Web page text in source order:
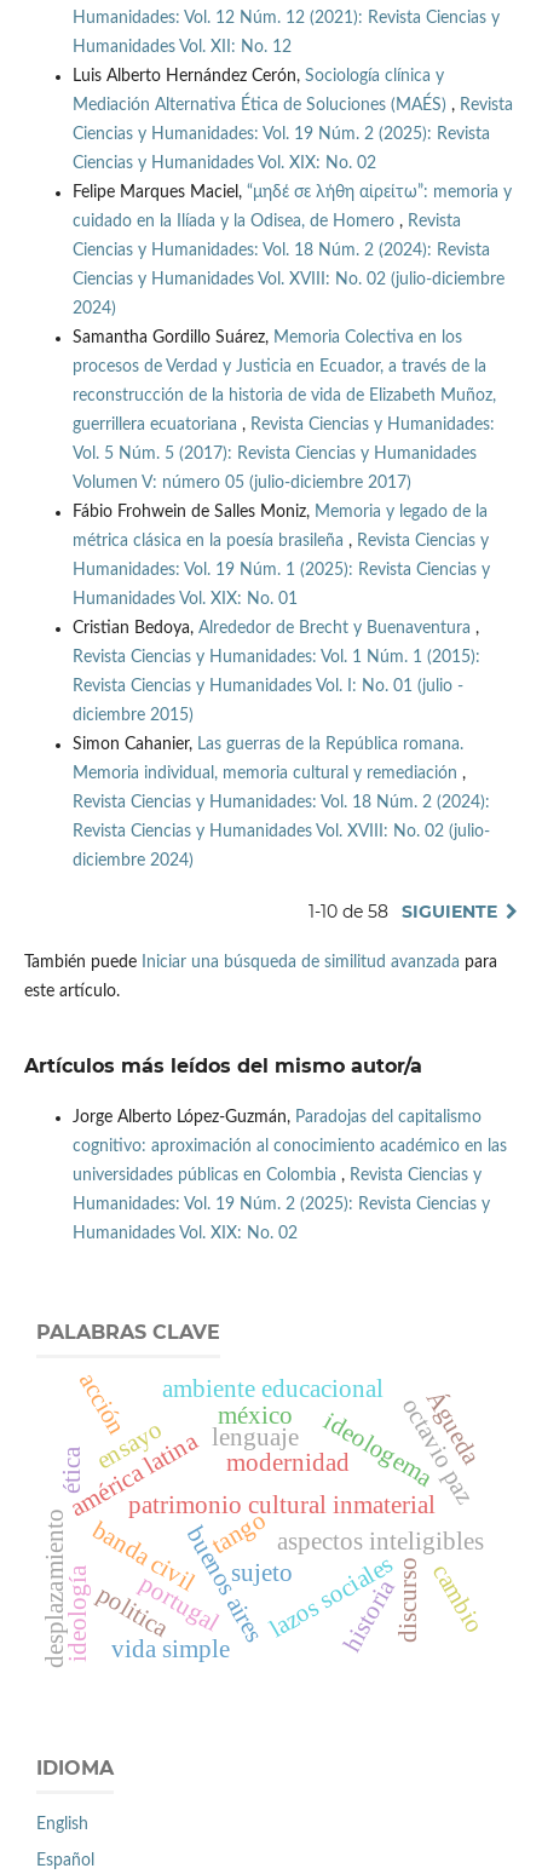
Humanidades: Vol. 12 Núm. 12 (2021): Revista Ciencias y
Humanidades Vol. XII: No. 12
Luis Alberto Hernández Cerón, Sociología clínica y
Mediación Alternativa Ética de Soluciones (MAÉS) , Revista
Ciencias y Humanidades: Vol. 19 Núm. 2 (2025): Revista
Ciencias y Humanidades Vol. XIX: No. 02
Felipe Marques Maciel, “μηδέ σε λήθη αἱρείτω”: memoria y
cuidado en la Ilíada y la Odisea, de Homero , Revista
Ciencias y Humanidades: Vol. 18 Núm. 2 (2024): Revista
Ciencias y Humanidades Vol. XVIII: No. 02 (julio-diciembre
2024)
Samantha Gordillo Suárez, Memoria Colectiva en los
procesos de Verdad y Justicia en Ecuador, a través de la
reconstrucción de la historia de vida de Elizabeth Muñoz,
guerrillera ecuatoriana , Revista Ciencias y Humanidades:
Vol. 5 Núm. 5 (2017): Revista Ciencias y Humanidades
Volumen V: número 05 (julio-diciembre 2017)
Fábio Frohwein de Salles Moniz, Memoria y legado de la
métrica clásica en la poesía brasileña , Revista Ciencias y
Humanidades: Vol. 19 Núm. 1 (2025): Revista Ciencias y
Humanidades Vol. XIX: No. 01
Cristian Bedoya, Alrededor de Brecht y Buenaventura ,
Revista Ciencias y Humanidades: Vol. 1 Núm. 1 (2015):
Revista Ciencias y Humanidades Vol. I: No. 01 (julio -
diciembre 2015)
Simon Cahanier, Las guerras de la República romana.
Memoria individual, memoria cultural y remediación ,
Revista Ciencias y Humanidades: Vol. 18 Núm. 2 (2024):
Revista Ciencias y Humanidades Vol. XVIII: No. 02 (julio-
diciembre 2024)
1-10 de 58 SIGUIENTE
También puede Iniciar una búsqueda de similitud avanzada para
este artículo.
Artículos más leídos del mismo autor/a
Jorge Alberto López-Guzmán, Paradojas del capitalismo
cognitivo: aproximación al conocimiento académico en las
universidades públicas en Colombia , Revista Ciencias y
Humanidades: Vol. 19 Núm. 2 (2025): Revista Ciencias y
Humanidades Vol. XIX: No. 02
PALABRAS CLAVE
patrimonio cultural inmaterial
tango aspectos inteligibles
buenos aireslazos sociales
modernidad
sujeto
lenguaje
discurso
américa latina ideologema
ensayo octavio paz
banda civil
Águeda
portugal
méxico
historia
vida simple
politica
acción
cambio
ambiente educacional
ética
ideología
desplazamiento
IDIOMA
English
Español